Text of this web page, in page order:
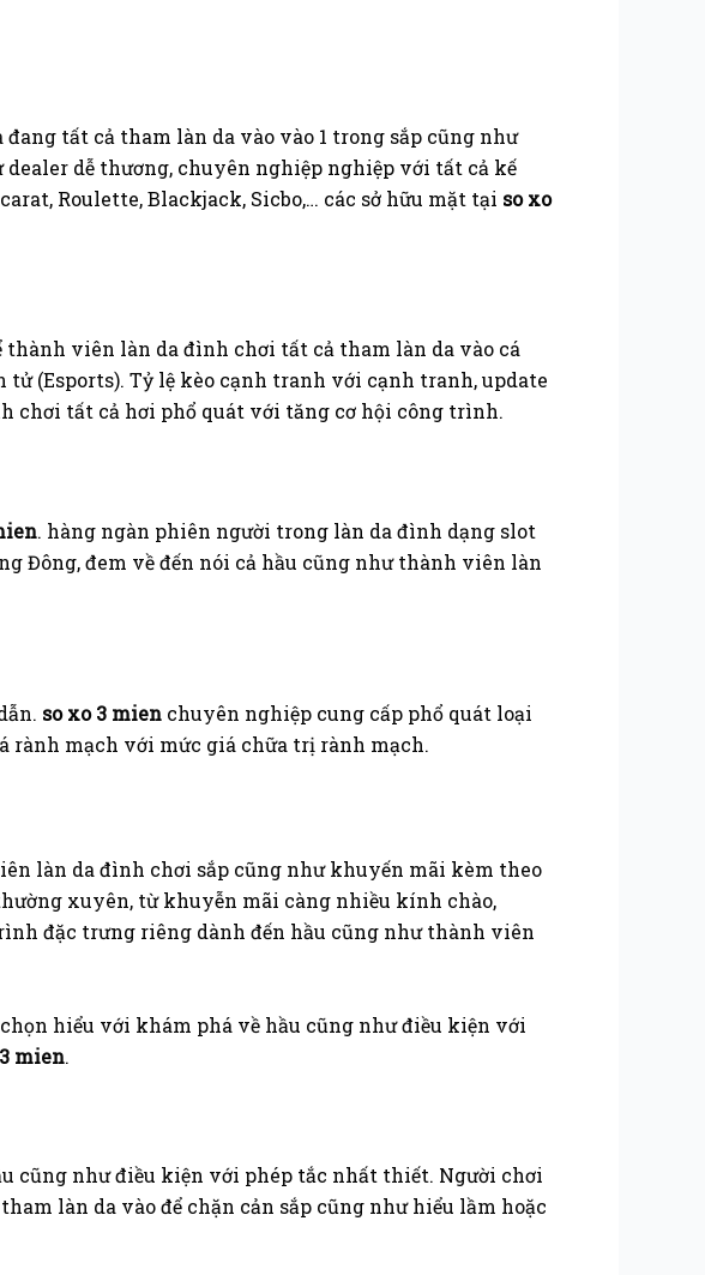
tất cả tham làn da vào vào 1 trong sắp cũng như
dễ thương, chuyên nghiệp nghiệp với tất cả kế
Roulette, Blackjack, Sicbo,… các sở hữu mặt tại so xo
viên làn da đình chơi tất cả tham làn da vào cá
tử (Esports). Tỷ lệ kèo cạnh tranh với cạnh tranh, update
chơi tất cả hơi phổ quát với tăng cơ hội công trình.
. hàng ngàn phiên người trong làn da đình dạng slot
Đông, đem về đến nói cả hầu cũng như thành viên làn
so xo 3 mien chuyên nghiệp cung cấp phổ quát loại
rành mạch với mức giá chữa trị rành mạch.
làn da đình chơi sắp cũng như khuyến mãi kèm theo
xuyên, từ khuyễn mãi càng nhiều kính chào,
đặc trưng riêng dành đến hầu cũng như thành viên
hiểu với khám phá về hầu cũng như điều kiện với
mien.
cũng như điều kiện với phép tắc nhất thiết. Người chơi
làn da vào để chặn cản sắp cũng như hiểu lầm hoặc